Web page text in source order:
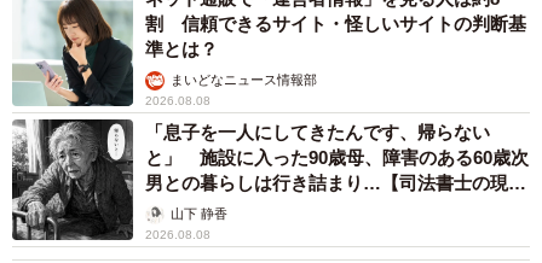
割 信頼できるサイト・怪しいサイトの判断基
準とは？
まいどなニュース情報部
2026.08.08
「息子を一人にしてきたんです、帰らない
と」 施設に入った90歳母、障害のある60歳次
男との暮らしは行き詰まり…【司法書士の現場
から】山下 静香
2026.08.08